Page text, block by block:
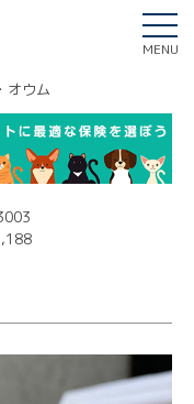
MENU
オウム